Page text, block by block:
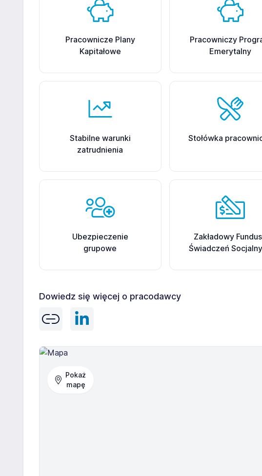
Pracownicze Plany
Kapitałowe
Pracowniczy
Emerytalny
Stabilne warunki
zatrudnienia
Stołówka
Ubezpieczenie
grupowe
Zakładowy
Świadczeń
Dowiedz się więcej o pracodawcy
Pokaż
mapę